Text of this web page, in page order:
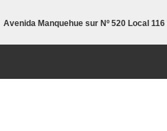
Avenida Manquehue sur Nº 520 Local